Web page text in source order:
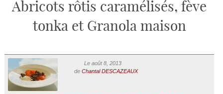
Abricots rôtis caramélisés, fève
tonka et Granola maison
Le août 8, 2013
de Chantal DESCAZEAUX